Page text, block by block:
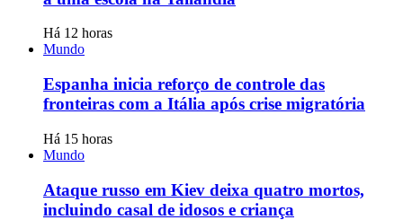
Há 12 horas
Mundo
Espanha inicia reforço de controle das
fronteiras com a Itália após crise migratória
Há 15 horas
Mundo
Ataque russo em Kiev deixa quatro mortos,
incluindo casal de idosos e criança